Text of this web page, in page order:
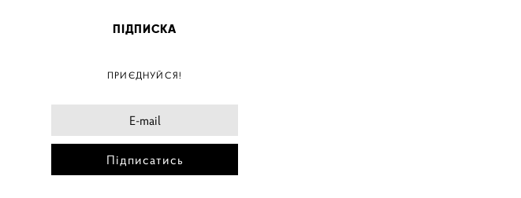
ПІДПИСКА
ПРИЄДНУЙСЯ!
Підписатись